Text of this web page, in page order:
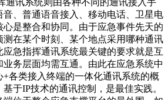
通讯系统则由各种不同的通讯接入手
、普通语音接入、移动电话、卫星电
是整合和协同。由于应急事件先天的
在某个时刻、某个地点采用哪种通讯
急指挥通讯系统最关键的要求就是互
务层面均需互通。由此在应急系统中
+各类接入终端的一体化通讯系统的概
于IP技术的通讯控制，是最佳实践。